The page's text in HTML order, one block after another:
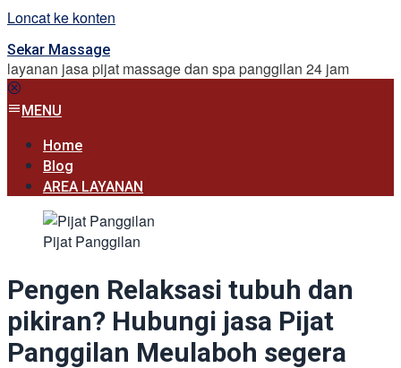
Loncat ke konten
Sekar Massage
layanan jasa pijat massage dan spa panggilan 24 jam
MENU
Home
Blog
AREA LAYANAN
Pijat Panggilan
Pengen Relaksasi tubuh dan
pikiran? Hubungi jasa Pijat
Panggilan Meulaboh segera